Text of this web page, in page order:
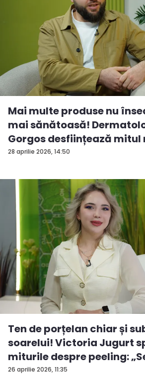
28 aprilie 2026, 14:50
Mai multe produse nu
mai sănătoasă!
Gorgos desființează mitul
26 aprilie 2026, 11:35
Ten de porțelan chiar și
soarelui! Victoria Jugurt
miturile despre peeling:
efectua...